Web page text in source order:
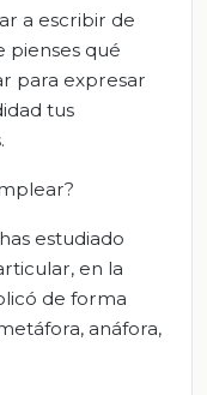
a escribir de
pienses qué
para expresar
tus
estudiado
en la
de forma
anáfora,